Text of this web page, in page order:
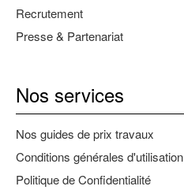
Recrutement
Presse & Partenariat
Nos services
Nos guides de prix travaux
Conditions générales d'utilisation
Politique de Confidentialité